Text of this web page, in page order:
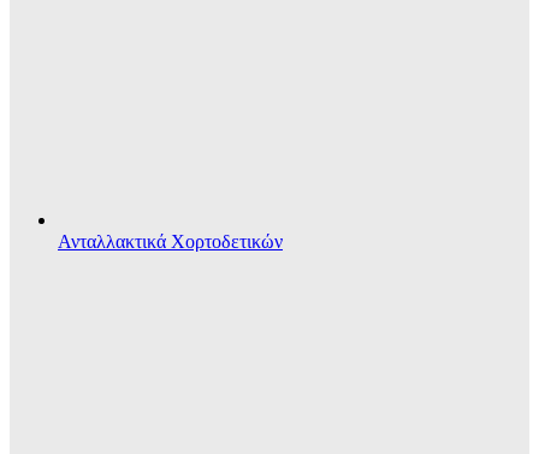
Ανταλλακτικά Χορτοδετικών